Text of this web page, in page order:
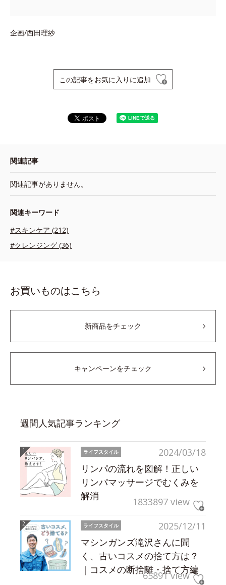
企画/西田理紗
この記事をお気に入りに追加
関連記事
関連記事がありません。
関連キーワード
#スキンケア (212)
#クレンジング (36)
お買いものはこちら
新商品をチェック
キャンペーンをチェック
週間人気記事ランキング
2024/03/18
ライフスタイル
リンパの流れを図解！正しい
リンパマッサージでむくみを
解消
1833897 view
2025/12/11
ライフスタイル
マシンガンズ滝沢さんに聞
く、古いコスメの捨て方は？
｜コスメの断捨離・捨て方編
65891 view